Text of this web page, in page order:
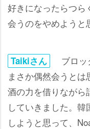
好きになったらつら
会うのをやめようと
Taikiさん
ブロッ
まさか偶然会うと
酒の力を借りながら
していきました。
しようと思って、